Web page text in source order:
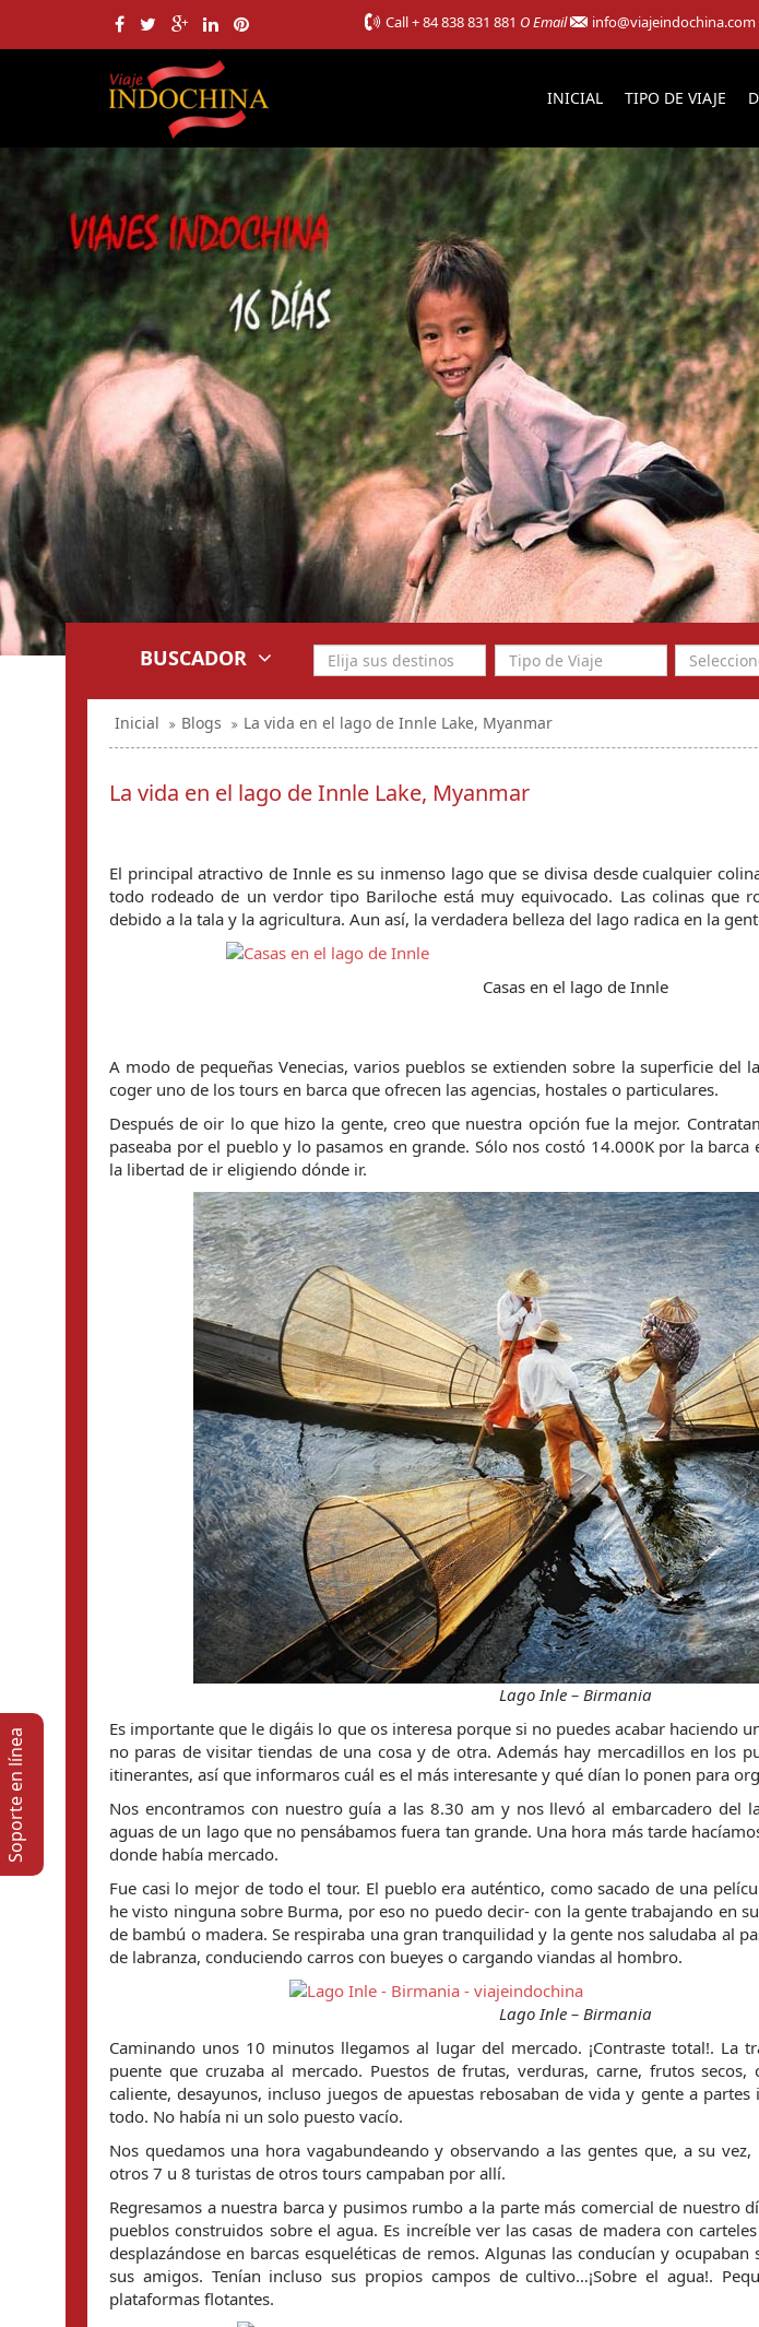
Call+ 84 838 831 881 O Email info@viajeindochina.com
INICIAL TIPO DE VIAJE
BUSCADOR
Inicial Blogs La vida en el lago de Innle Lake, Myanmar
La vida en el lago de Innle Lake, Myanmar
El principal atractivo de Innle es su inmenso lago que se divisa desde cualquier
todo rodeado de un verdor tipo Bariloche está muy equivocado. Las colinas que
debido a la tala y la agricultura. Aun así, la verdadera belleza del lago radica en la
Casas en el lago de Innle
A modo de pequeñas Venecias, varios pueblos se extienden sobre la superficie del
coger uno de los tours en barca que ofrecen las agencias, hostales o particulares.
Después de oir lo que hizo la gente, creo que nuestra opción fue la mejor.
paseaba por el pueblo y lo pasamos en grande. Sólo nos costó 14.000K por la
la libertad de ir eligiendo dónde ir.
Lago Inle – Birmania
Es importante que le digáis lo que os interesa porque si no puedes acabar haciendo
no paras de visitar tiendas de una cosa y de otra. Además hay mercadillos en los
itinerantes, así que informaros cuál es el más interesante y qué dían lo ponen para
Nos encontramos con nuestro guía a las 8.30 am y nos llevó al embarcadero del
aguas de un lago que no pensábamos fuera tan grande. Una hora más tarde
donde había mercado.
Fue casi lo mejor de todo el tour. El pueblo era auténtico, como sacado de una
he visto ninguna sobre Burma, por eso no puedo decir- con la gente trabajando en
de bambú o madera. Se respiraba una gran tranquilidad y la gente nos saludaba al
de labranza, conduciendo carros con bueyes o cargando viandas al hombro.
Lago Inle – Birmania
Caminando unos 10 minutos llegamos al lugar del mercado. ¡Contraste total!. La
puente que cruzaba al mercado. Puestos de frutas, verduras, carne, frutos secos,
caliente, desayunos, incluso juegos de apuestas rebosaban de vida y gente a
todo. No había ni un solo puesto vacío.
Nos quedamos una hora vagabundeando y observando a las gentes que, a su
otros 7 u 8 turistas de otros tours campaban por allí.
Regresamos a nuestra barca y pusimos rumbo a la parte más comercial de nuestro
pueblos construidos sobre el agua. Es increíble ver las casas de madera con carteles
desplazándose en barcas esqueléticas de remos. Algunas las conducían y
sus amigos. Tenían incluso sus propios campos de cultivo…¡Sobre el agua!.
plataformas flotantes.
Soporte en lí­nea